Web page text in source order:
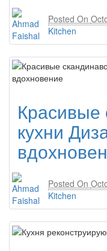
Posted On
Kitchen
Красивые
кухни
Posted On
Kitchen